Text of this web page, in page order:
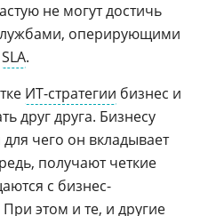
не могут достичь
оперирующими
SLA.
ИТ-стратегии бизнес и
друг друга. Бизнесу
чего он вкладывает
получают четкие
с бизнес-
этом и те, и другие